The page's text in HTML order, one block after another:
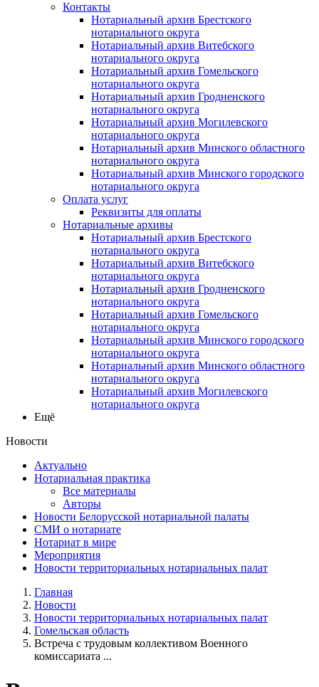
Контакты
Нотариальный архив Брестского
нотариального округа
Нотариальный архив Витебского
нотариального округа
Нотариальный архив Гомельского
нотариального округа
Нотариальный архив Гродненского
нотариального округа
Нотариальный архив Могилевского
нотариального округа
Нотариальный архив Минского областного
нотариального округа
Нотариальный архив Минского городского
нотариального округа
Оплата услуг
Реквизиты для оплаты
Нотариальные архивы
Нотариальный архив Брестского
нотариального округа
Нотариальный архив Витебского
нотариального округа
Нотариальный архив Гродненского
нотариального округа
Нотариальный архив Гомельского
нотариального округа
Нотариальный архив Минского городского
нотариального округа
Нотариальный архив Минского областного
нотариального округа
Нотариальный архив Могилевского
нотариального округа
Ещё
Новости
Актуально
Нотариальная практика
Все материалы
Авторы
Новости Белорусской нотариальной палаты
СМИ о нотариате
Нотариат в мире
Мероприятия
Новости территориальных нотариальных палат
Главная
Новости
Новости территориальных нотариальных палат
Гомельская область
Встреча с трудовым коллективом Военного
комиссариата ...